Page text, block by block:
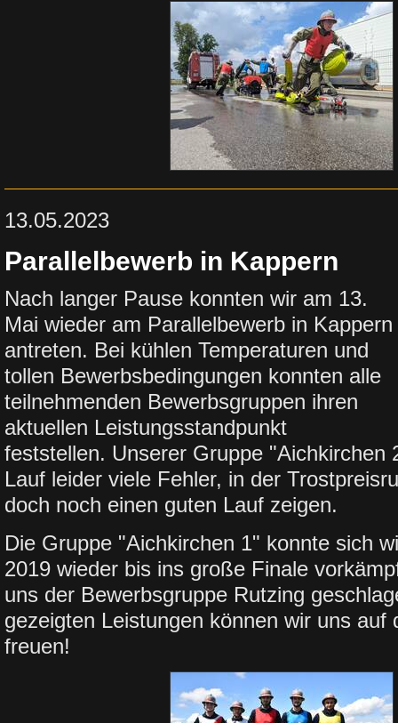
13.05.2023
Parallelbewerb in Kappern
Nach langer Pause konnten wir am 13.
Mai wieder am Parallelbewerb in Kappern
antreten. Bei kühlen Temperaturen und
tollen Bewerbsbedingungen konnten alle
teilnehmenden Bewerbsgruppen ihren
aktuellen Leistungsstandpunkt
feststellen. Unserer Gruppe "Aichkirchen
Lauf leider viele Fehler, in der
doch noch einen guten Lauf zeigen.
Die Gruppe "Aichkirchen 1" konnte sich
2019 wieder bis ins große Finale
uns der Bewerbsgruppe Rutzing
gezeigten Leistungen können wir uns auf
freuen!